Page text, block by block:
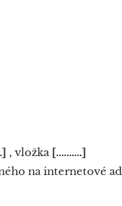
, vložka [……….]
na internetové